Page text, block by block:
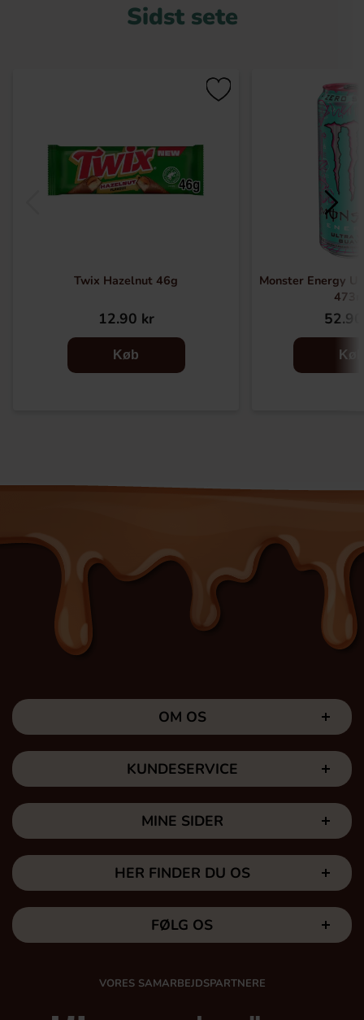
Sidst sete
Twix Hazelnut 46g
12.90 kr
Køb
Monster Energy
Køb
OM OS
KUNDESERVICE
MINE SIDER
HER FINDER DU OS
FØLG OS
VORES SAMARBEJDSPARTNERE